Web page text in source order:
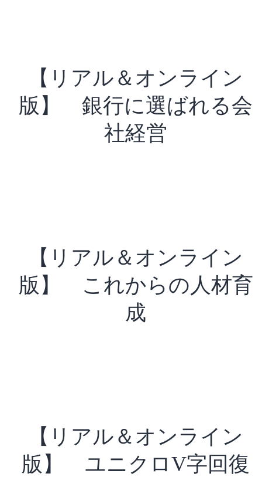
【リアル＆オンライン
版】 銀行に選ばれる会
社経営
【リアル＆オンライン
版】 これからの人材育
成
【リアル＆オンライン
版】 ユニクロV字回復